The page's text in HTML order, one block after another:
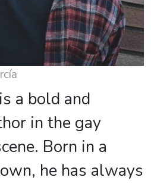
a bold and
in the gay
Born in a
he has always